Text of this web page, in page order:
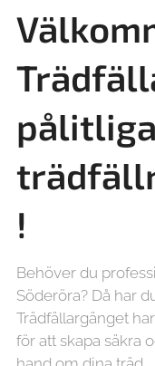
!
Behöver du
Söderöra? Då har
Trädfällargänget
för att skapa säkra